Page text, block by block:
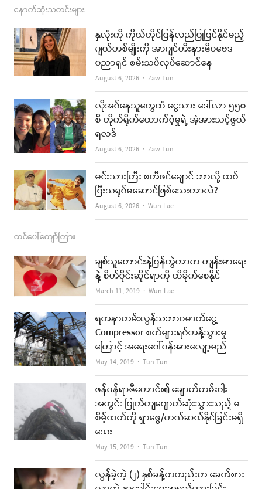
c
e
b
o
k
s
t
a
g
a
m
s
t
u
b
e
i
l
နောက်ဆုံးသတင်းများ
နှလုံးကို ကိုယ်တိုင်ပြန်လည်ပြုပြင်နိုင်မည့်
ဂျယ်တစ်မျိုးကို အာဂျင်တီးနားဇီဝဗေဒ
ပညာရှင် စမ်းသပ်လုပ်ဆောင်နေ
August 6, 2026 Author
Zaw Tun
လိုအပ်နေသူတွေထံ ငွေသား ဒေါ်လာ ၅၅၀
စီ တိုက်ရိုက်ထောက်ပံ့မှုရဲ့ အံ့အားသင့်ဖွယ်
ရလဒ်
August 6, 2026 Author
Zaw Tun
မင်းသားကြီး စတီဖင်ချောင် ဘာလို့ ထပ်
ပြီးသရုပ်မဆောင်ဖြစ်သေးတာလဲ?
August 6, 2026 Author
Wun Lae
ထင်ပေါ်ကျော်ကြား
ချစ်သူဟောင်းနဲ့ပြန်တွဲတာက ကျန်းမာရေး
နဲ့ စိတ်ပိုင်းဆိုင်ရာကို ထိခိုက်စေနိုင်
March 11, 2019 Author
Wun Lae
ရတနာကမ်းလွန်သဘာဝဓာတ်ငွေ့
Compressor စက်များရပ်တန့်သွားမှု
ကြောင့် အရေးပေါ်ဝန်အားလျော့မည်
May 14, 2019 Author
Tun Tun
ဖန်ဂန်ရာဇီတောင်၏ ချောက်ကမ်းပါး
အတွင်း ပြုတ်ကျပျောက်ဆုံးသွားသည့် မ
စိမ့်ထက်ကို ရှာဖွေ/ကယ်ဆယ်နိုင်ခြင်းမရှိ
သေး
May 15, 2019 Author
Tun Tun
လွန်ခဲ့တဲ့ (၂) နှစ်ခန့်ကတည်းက ခေတ်စား